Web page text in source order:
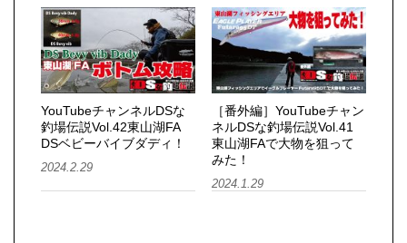
YouTubeチャンネルDSな
釣場伝説Vol.42東山湖FA
DSベビーバイブダディ！
2024.2.29
［番外編］YouTubeチャン
ネルDSな釣場伝説Vol.41
東山湖FAで大物を狙って
みた！
2024.1.29